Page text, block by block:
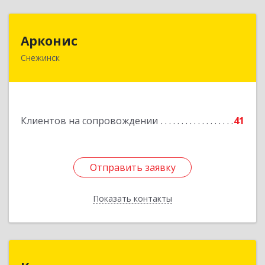
Арконис
Снежинск
Клиентов на сопровождении 41
Отправить заявку
Показать контакты
Отправить заявку
Назад